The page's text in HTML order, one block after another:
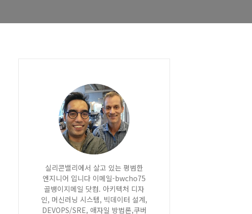
실리콘밸리에서 살고 있는 평범한
엔지니어 입니다 이메일-bwcho75
골뱅이지메일 닷컴. 아키텍처 디자
인, 머신러닝 시스템, 빅데이터 설계,
DEVOPS/SRE, 애자일 방법론,쿠버